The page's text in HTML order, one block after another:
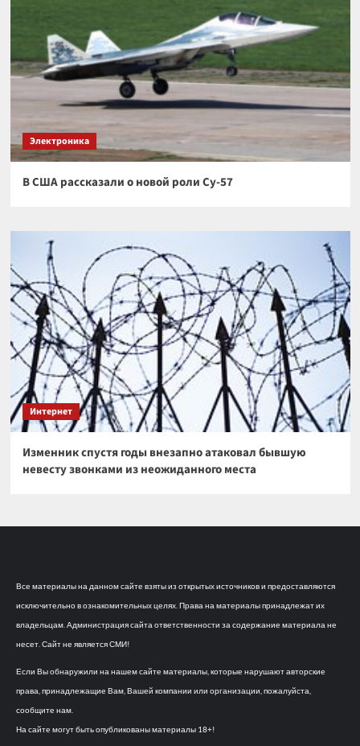
Электроника
В США рассказали о новой роли Су-57
Интернет
Изменник спустя годы внезапно атаковал бывшую
невесту звонками из неожиданного места
Все материалы на данном сайте взяты из открытых источников и предоставляются
исключительно в ознакомительных целях. Права на материалы принадлежат их
владельцам. Администрация сайта ответственности за содержание материала не
несет. Сайт не является СМИ!
Если Вы обнаружили на нашем сайте материалы, которые нарушают авторские
права, принадлежащие Вам, Вашей компании или организации, пожалуйста,
сообщите нам.
На сайте могут быть опубликованы материалы 18+!